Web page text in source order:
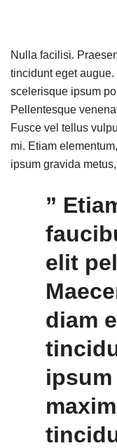
Nulla facilisi.
tincidunt eget
scelerisque ipsum
Pellentesque
Fusce vel tellus
mi. Etiam
ipsum gravida
”
elit
diam